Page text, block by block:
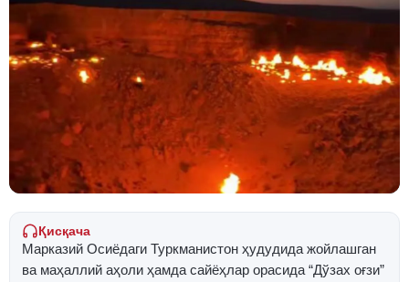
Қисқача
Марказий Осиёдаги Туркманистон ҳудудида жойлашган
ва маҳаллий аҳоли ҳамда сайёҳлар орасида “Дўзах оғзи”